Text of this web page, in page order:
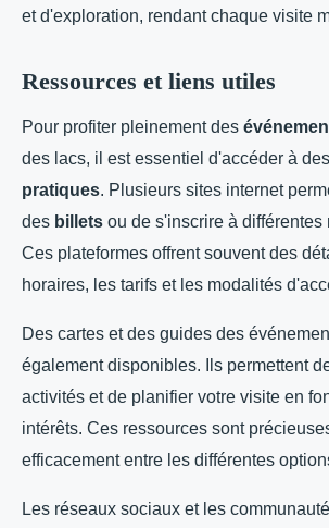
et d'exploration, rendant chaque visite
Ressources et liens utiles
Pour profiter pleinement des
des lacs, il est essentiel d'accéder à des
pratiques. Plusieurs sites internet
des billets ou de s'inscrire à différentes
Ces plateformes offrent souvent des
horaires, les tarifs et les modalités
Des cartes et des guides des
également disponibles. Ils permettent
activités et de planifier votre visite en
intérêts. Ces ressources sont
efficacement entre les différentes
Les réseaux sociaux et les